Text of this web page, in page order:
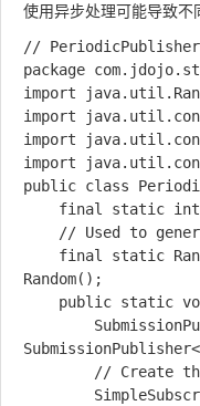
使用异步处理可能导致不
//
package
import
import
import
import
public class
Random();